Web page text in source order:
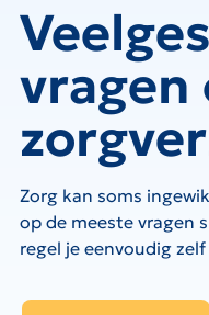
vragen
Zorg kan soms
op de meeste vragen
regel je eenvoudig